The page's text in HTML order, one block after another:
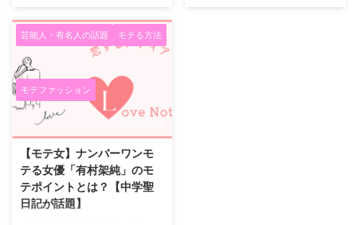
てはいけない相手への好きだと ...
から見ても、とても可愛らしくて
ファンになりました。 顔立ちに
品があり、笑顔がとてもキュート
で守ってあげたくなります。
(*^o^*) 有村架純さんがモテる理
由は、あのサラサラのヘアに、頬
っぺたが柔らかそうでまるでマシ
ュマロ (o^^o) 思わずそっと手で
触れてみたくなる様なそんな綺麗
なお肌をされてます。 少し眠た
そうな感じもまた愛されキャラで
す。 私も有村架純さんみたいな
顔で生まれていたら…（笑） 人生
芸能人・有名人の話題 モテる方法
モテファッション
【モテ女】ナンバーワンモ
テる女優「有村架純」のモ
テポイントとは？【中学聖
日記が話題】